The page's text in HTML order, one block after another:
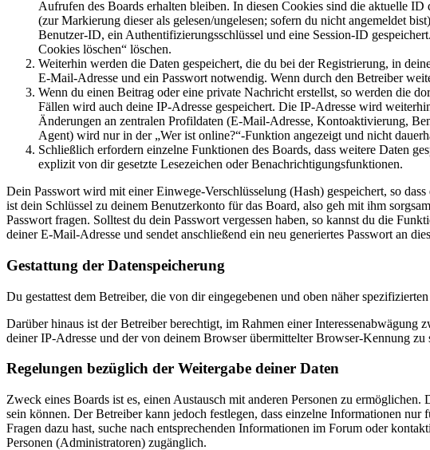
Aufrufen des Boards erhalten bleiben. In diesen Cookies sind die aktuelle
(zur Markierung dieser als gelesen/ungelesen; sofern du nicht angemeldet
Benutzer-ID, ein Authentifizierungsschlüssel und eine Session-ID
Cookies löschen“ löschen.
Weiterhin werden die Daten gespeichert, die du bei der Registrierung, in
E-Mail-Adresse und ein Passwort notwendig. Wenn durch den Betreiber
Wenn du einen Beitrag oder eine private Nachricht erstellst, so werden die
Fällen wird auch deine IP-Adresse gespeichert. Die IP-Adresse wird
Änderungen an zentralen Profildaten (E-Mail-Adresse, Kontoaktivierung,
Agent) wird nur in der „Wer ist online?“-Funktion angezeigt und nicht
Schließlich erfordern einzelne Funktionen des Boards, dass weitere Daten
explizit von dir gesetzte Lesezeichen oder Benachrichtigungsfunktionen.
Dein Passwort wird mit einer Einwege-Verschlüsselung (Hash) gespeichert, so
ist dein Schlüssel zu deinem Benutzerkonto für das Board, also geh mit ihm
Passwort fragen. Solltest du dein Passwort vergessen haben, so kannst du die
deiner E-Mail-Adresse und sendet anschließend ein neu generiertes Passwort an
Gestattung der Datenspeicherung
Du gestattest dem Betreiber, die von dir eingegebenen und oben näher
Darüber hinaus ist der Betreiber berechtigt, im Rahmen einer
deiner IP-Adresse und der von deinem Browser übermittelter Browser-Kennung
Regelungen bezüglich der Weitergabe deiner Daten
Zweck eines Boards ist es, einen Austausch mit anderen Personen zu
sein können. Der Betreiber kann jedoch festlegen, dass einzelne Informationen
Fragen dazu hast, suche nach entsprechenden Informationen im Forum oder
Personen (Administratoren) zugänglich.